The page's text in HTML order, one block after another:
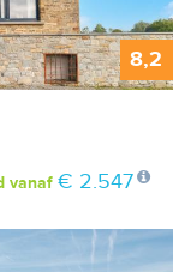
8,2
vanaf € 2.547